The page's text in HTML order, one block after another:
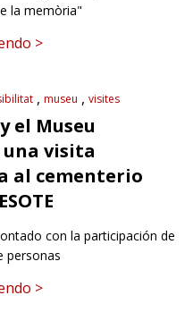
la memòria"
>
museu visites
el Museu
visita
al cementerio
con la participación de
personas
>